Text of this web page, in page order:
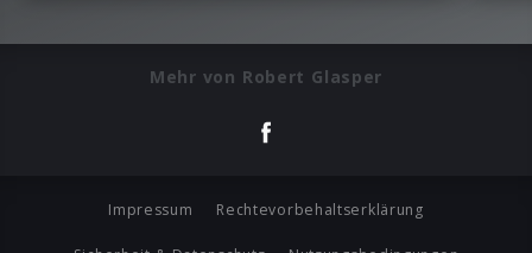
Mehr von Robert Glasper
Impressum Rechtevorbehaltserklärung